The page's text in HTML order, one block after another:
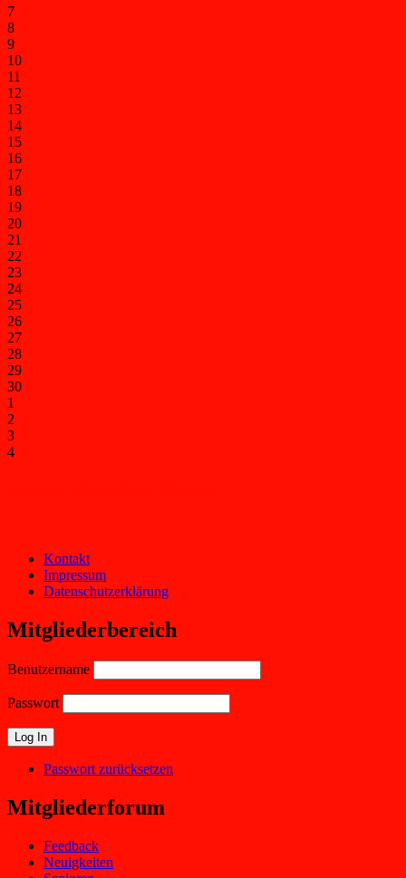
7
8
9
10
11
12
13
14
15
16
17
18
19
20
21
22
23
24
25
26
27
28
29
30
1
2
3
4
Kontakt
Impressum
Datenschutzerklärung
Mitgliederbereich
Benutzername
Passwort
Passwort zurücksetzen
Mitgliederforum
Feedback
Neuigkeiten